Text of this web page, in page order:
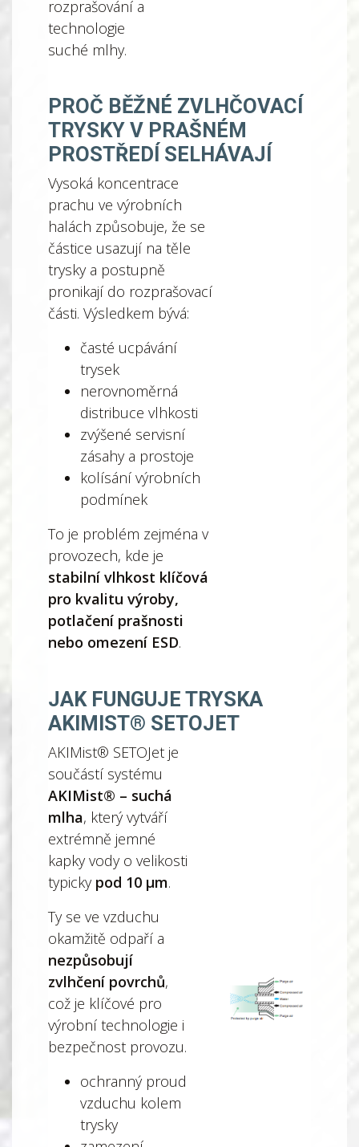
rozprašování a
technologie
suché mlhy.
PROČ BĚŽNÉ ZVLHČOVACÍ
TRYSKY V PRAŠNÉM
PROSTŘEDÍ SELHÁVAJÍ
Vysoká koncentrace
prachu ve výrobních
halách způsobuje, že se
částice usazují na těle
trysky a postupně
pronikají do rozprašovací
části. Výsledkem bývá:
časté ucpávání
trysek
nerovnoměrná
distribuce vlhkosti
zvýšené servisní
zásahy a prostoje
kolísání výrobních
podmínek
To je problém zejména v
provozech, kde je
stabilní vlhkost klíčová
pro kvalitu výroby,
potlačení prašnosti
nebo omezení ESD.
JAK FUNGUJE TRYSKA
AKIMIST® SETOJET
AKIMist® SETOJet je
součástí systému
AKIMist® – suchá
mlha, který vytváří
extrémně jemné
kapky vody o velikosti
typicky pod 10 µm.
Ty se ve vzduchu
okamžitě odpaří a
nezpůsobují
zvlhčení povrchů,
což je klíčové pro
výrobní technologie i
bezpečnost provozu.
ochranný proud
vzduchu kolem
trysky